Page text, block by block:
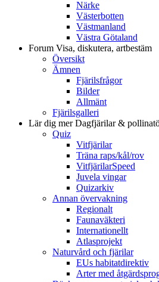
Närke
Västerbotten
Västmanland
Västra Götaland
Forum Visa, diskutera, artbestäm
Översikt
Ämnen
Fjärilsfrågor
Bilder
Allmänt
Fjärilsgalleri
Lär dig merDagfjärilar &
Quiz
Vitfjärilar
Träna raps/kål/rov
VitfjärilarSpeed
Juvela vingar
Quizarkiv
Annan övervakning
Regionalt
Faunaväkteri
Internationellt
Atlasprojekt
Naturvård och fjärilar
EUs habitatdirektiv
Arter med